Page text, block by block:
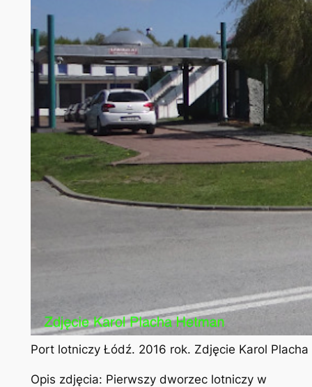
Port lotniczy Łódź. 2016 rok. Zdjęcie Karol
Opis zdjęcia: Pierwszy dworzec lotniczy w